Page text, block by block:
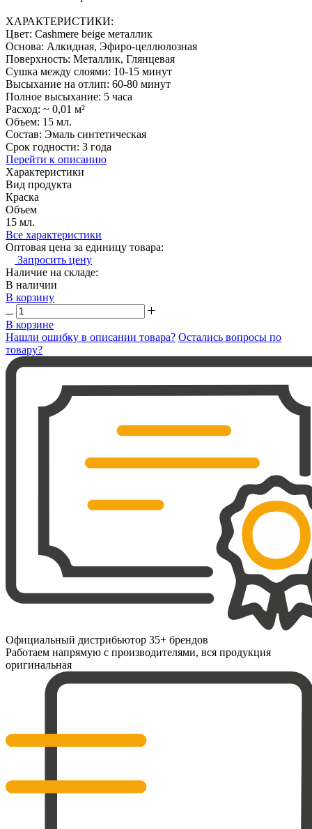
ХАРАКТЕРИСТИКИ:
Цвет: Cashmere beige металлик
Основа: Алкидная, Эфиро-целлюлозная
Поверхность: Металлик, Глянцевая
Сушка между слоями: 10-15 минут
Высыхание на отлип: 60-80 минут
Полное высыхание: 5 часа
Расход: ~ 0,01 м²
Объем: 15 мл.
Состав: Эмаль синтетическая
Срок годности: 3 года
Перейти к описанию
Характеристики
Вид продукта
Краска
Объем
15 мл.
Все характеристики
Оптовая цена за единицу товара:
Запросить цену
Наличие на складе:
В наличии
В корзину
В корзине
Нашли ошибку в описании товара? Остались вопросы по
товару?
Официальный дистрибьютор 35+ брендов
Работаем напрямую с производителями, вся продукция
оригинальная